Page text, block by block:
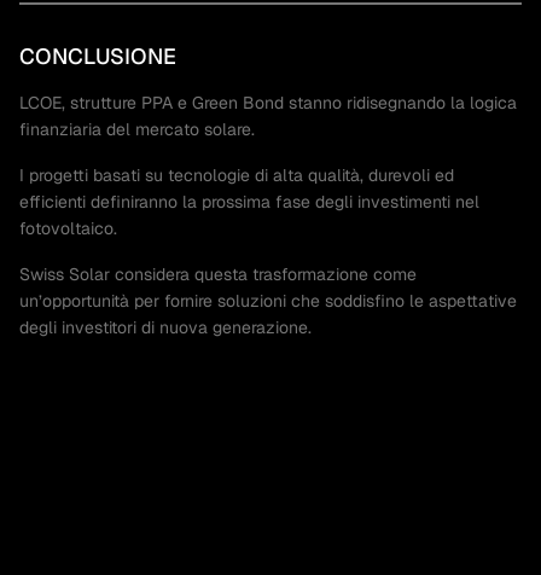
CONCLUSIONE
LCOE, strutture PPA e Green Bond stanno ridisegnando la logica
finanziaria del mercato solare.
I progetti basati su tecnologie di alta qualità, durevoli ed
efficienti definiranno la prossima fase degli investimenti nel
fotovoltaico.
Swiss Solar considera questa trasformazione come
un’opportunità per fornire soluzioni che soddisfino le aspettative
degli investitori di nuova generazione.